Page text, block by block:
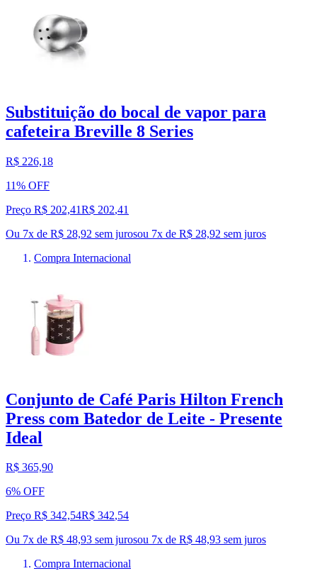
Substituição do bocal de vapor para
cafeteira Breville 8 Series
R$ 226,18
11% OFF
Preço R$ 202,41R$ 202,41
Ou 7x de R$ 28,92 sem jurosou 7x de R$ 28,92 sem juros
Compra Internacional
Conjunto de Café Paris Hilton French
Press com Batedor de Leite - Presente
Ideal
R$ 365,90
6% OFF
Preço R$ 342,54R$ 342,54
Ou 7x de R$ 48,93 sem jurosou 7x de R$ 48,93 sem juros
Compra Internacional